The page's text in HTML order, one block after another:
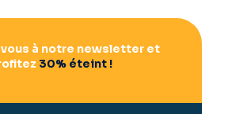
à notre newsletter et
30% éteint !